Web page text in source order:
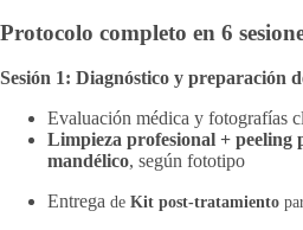
Protocolo completo en 6
Sesión 1: Diagnóstico y preparación
Evaluación médica y fotografías
Limpieza profesional + peeling
mandélico, según fototipo
Entrega de Kit post-tratamiento